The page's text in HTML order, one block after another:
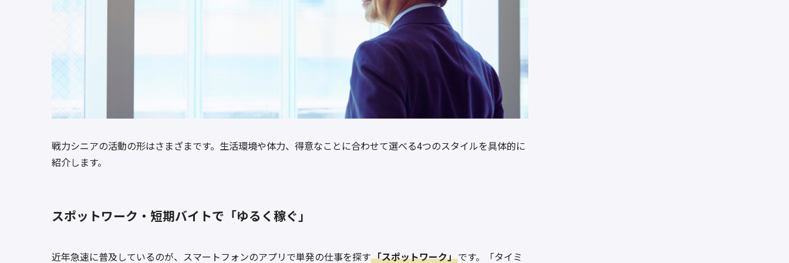
戦力シニアの活動の形はさまざまです。生活環境や体力、得意なことに合わせて選べる4つのスタイルを具体的に
紹介します。
スポットワーク・短期バイトで「ゆるく稼ぐ」
近年急速に普及しているのが、スマートフォンのアプリで単発の仕事を探す「スポットワーク」です。「タイミ